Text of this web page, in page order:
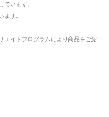
ています。
ます。
イトプログラムにより商品をご紹